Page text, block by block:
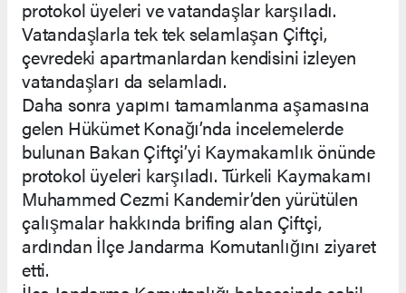
protokol üyeleri ve vatandaşlar karşıladı.
Vatandaşlarla tek tek selamlaşan Çiftçi,
çevredeki apartmanlardan kendisini izleyen
vatandaşları da selamladı.
Daha sonra yapımı tamamlanma aşamasına
gelen Hükümet Konağı’nda incelemelerde
bulunan Bakan Çiftçi’yi Kaymakamlık önünde
protokol üyeleri karşıladı. Türkeli Kaymakamı
Muhammed Cezmi Kandemir’den yürütülen
çalışmalar hakkında brifing alan Çiftçi,
ardından İlçe Jandarma Komutanlığını ziyaret
etti.